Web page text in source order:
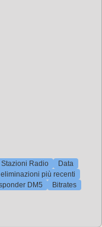
Stazioni Radio
Data
più recenti
DM5 Bitrates